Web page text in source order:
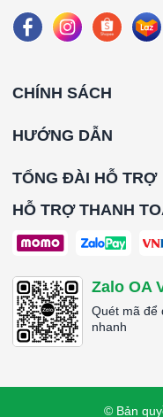
CHÍNH SÁCH
HƯỚNG DẪN
TỔNG ĐÀI HỖ TRỢ
HỖ TRỢ THANH
Zalo OA
Quét mã để
nhanh
© Bản